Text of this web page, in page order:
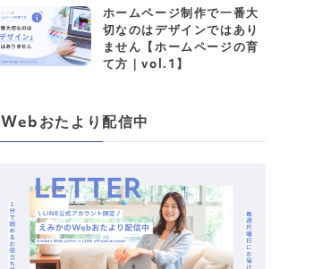
ホームページ制作で一番大
切なのはデザインではあり
ません【ホームページの育
て方｜vol.1】
Webおたより配信中